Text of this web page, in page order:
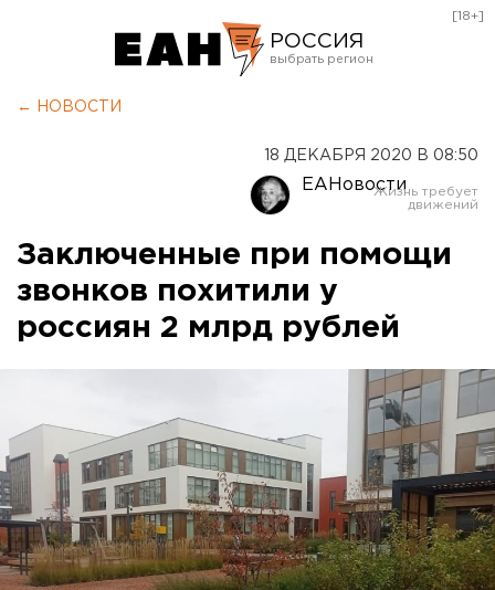
РОССИЯ
Оренбург
[18+]
← НОВОСТИ
18 ДЕКАБРЯ 2020 В 08:50
ЕАНовости
Заключенные при помощи
звонков похитили у
россиян 2 млрд рублей